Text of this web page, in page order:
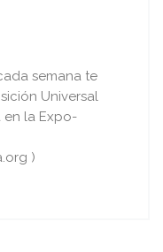
semana te
Universal
en la Expo-
)